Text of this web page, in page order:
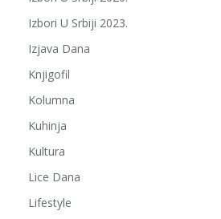
Izbori U Srbiji 2023.
Izjava Dana
Knjigofil
Kolumna
Kuhinja
Kultura
Lice Dana
Lifestyle